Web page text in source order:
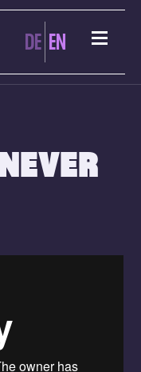
DE EN